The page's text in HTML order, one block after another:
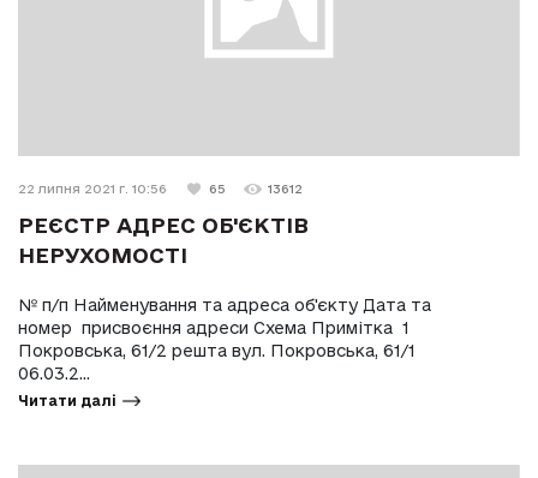
22 липня 2021 г. 10:56 65 13612
РЕЄСТР АДРЕС ОБ'ЄКТІВ
НЕРУХОМОСТІ
№ п/п Найменування та адреса об'єкту Дата та
номер присвоєння адреси Схема Примітка 1
Покровська, 61/2 решта вул. Покровська, 61/1
06.03.2...
Читати далі